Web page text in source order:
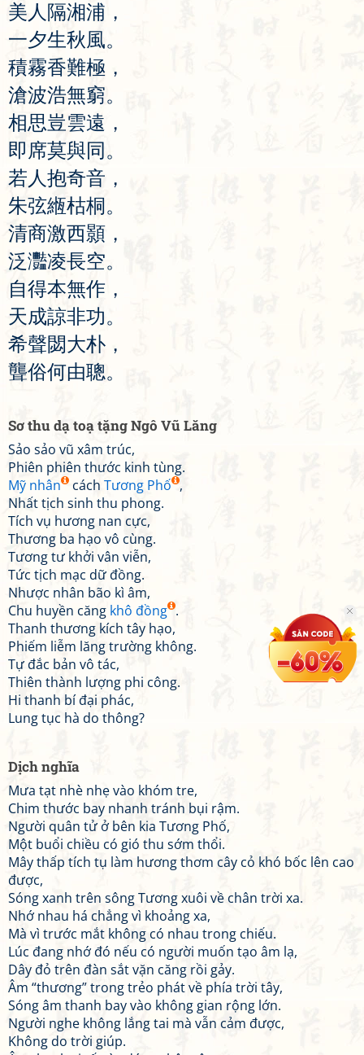
美 人 隔湘浦 ，
一夕生秋風。
積霧香難極 ，
滄波浩無窮。
相思豈雲遠 ，
即 席莫與同 。
若 人抱奇音 ，
朱弦緪枯桐。
清商激西顥 ，
泛灩凌長空。
自得本無作 ，
天成諒非功。
希聲閟大朴 ，
聾俗何由聰。
Sơ thu dạ toạ tặng Ngô Vũ Lăng
Sảo sảo vũ xâm trúc,
Phiên phiên thước kinh tùng.
Mỹ nhân
cách Tương Phố ,
Nhất tịch sinh thu phong.
Tích vụ hương nan cực,
Thương ba hạo vô cùng.
Tương tư khởi vân viễn,
Tức tịch mạc dữ đồng.
Nhược nhân bão kì âm,
Chu huyền căng khô đồng .
Thanh thương kích tây hạo,
Phiếm liễm lăng trường không.
Tự đắc bản vô tác,
Thiên thành lượng phi công.
Hi thanh bí đại phác,
Lung tục hà do thông?
Dịch nghĩa
Mưa tạt nhè nhẹ vào khóm tre,
Chim thước bay nhanh tránh bụi rậm.
Người quân tử ở bên kia Tương Phố,
Một buổi chiều có gió thu sớm thổi.
Mây thấp tích tụ làm hương thơm cây cỏ khó bốc lên cao
được,
Sóng xanh trên sông Tương xuôi về chân trời xa.
Nhớ nhau há chẳng vì khoảng xa,
Mà vì trước mắt không có nhau trong chiếu.
Lúc đang nhớ đó nếu có người muốn tạo âm lạ,
Dây đỏ trên đàn sắt vặn căng rồi gảy.
Âm “thương” trong trẻo phát về phía trời tây,
Sóng âm thanh bay vào không gian rộng lớn.
Người nghe không lắng tai mà vẫn cảm được,
Không do trời giúp.